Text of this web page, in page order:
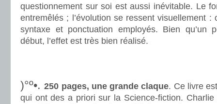
questionnement sur soi est aussi inévitable. Le
entremêlés ; l’évolution se ressent visuellement :
syntaxe et ponctuation employés. Bien qu’un
début, l’effet est très bien réalisé.
)°º•.250 pages, une grande claque. Ce livre
qui ont des a priori sur la Science-fiction.